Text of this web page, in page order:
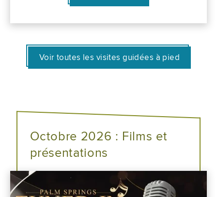
Voir toutes les visites guidées à pied
Octobre 2026 : Films et
présentations